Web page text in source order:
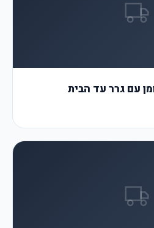
עם גרר עד הבית